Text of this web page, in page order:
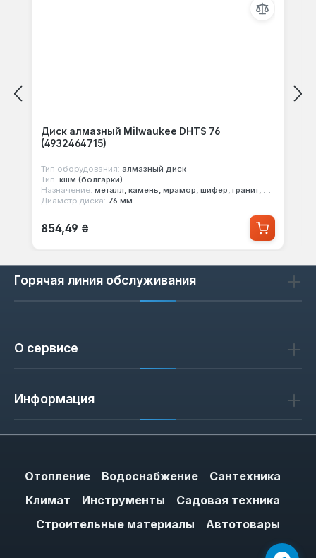
Диск алмазный Milwaukee DHTS 76
(4932464715)
Тип оборудования: алмазный диск
Тип: кшм (болгарки)
Назначение: металл, камень, мрамор, шифер, гранит, черепица, порфир, бетон
Диаметр диска: 76 мм
Обычная цена:
854,49 ₴
Горячая линия обслуживания
О сервисе
Информация
Отопление Водоснабжение
Сантехника
Климат
Инструменты
Садовая техника
Строительные материалы
Автотовары